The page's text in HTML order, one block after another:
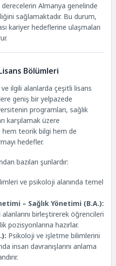
derecelerin Almanya genelinde
sağlamaktadır. Bu durum,
kariyer hedeflerine ulaşmaları
Bölümleri
ilgili alanlarda çeşitli lisans
geniş bir yelpazede
programları, sağlık
karşılamak üzere
hem teorik bilgi hem de
hedefler.
bazıları şunlardır:
ve psikoloji alanında temel
– Sağlık Yönetimi (B.A.):
birleştirerek öğrencileri
pozisyonlarına hazırlar.
Psikoloji ve işletme bilimlerini
insan davranışlarını anlama